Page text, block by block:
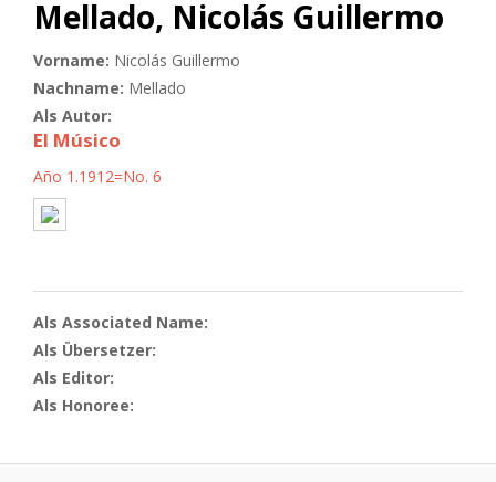
Mellado, Nicolás Guillermo
Vorname: Nicolás Guillermo
Nachname: Mellado
Als Autor:
El Músico
Año 1.1912=No. 6
Als Associated Name:
Als Übersetzer:
Als Editor:
Als Honoree: